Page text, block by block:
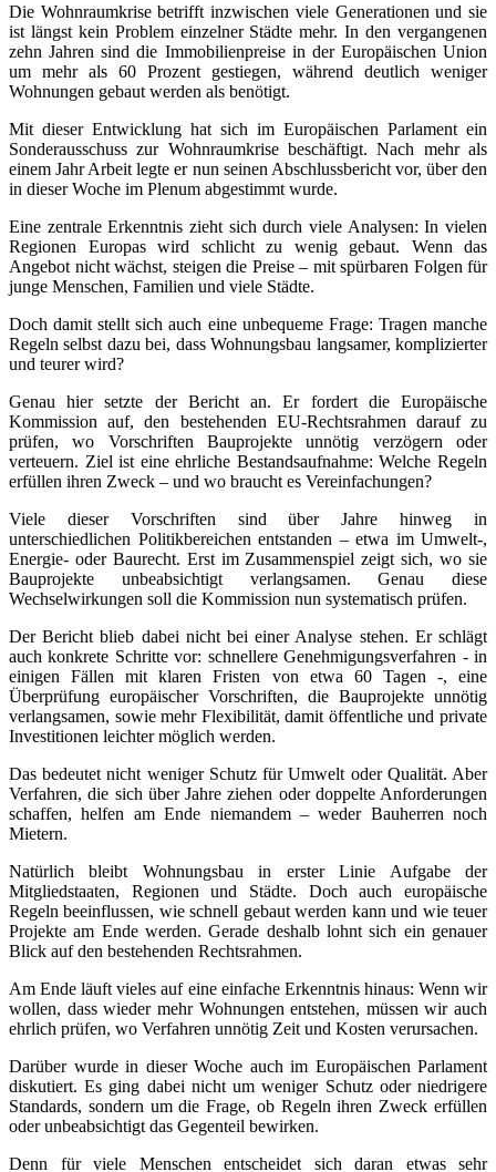
Die Wohnraumkrise betrifft inzwischen viele Generationen und sie
ist längst kein Problem einzelner Städte mehr. In den vergangenen
zehn Jahren sind die Immobilienpreise in der Europäischen Union
um mehr als 60 Prozent gestiegen, während deutlich weniger
Wohnungen gebaut werden als benötigt.
Mit dieser Entwicklung hat sich im Europäischen Parlament ein
Sonderausschuss zur Wohnraumkrise beschäftigt. Nach mehr als
einem Jahr Arbeit legte er nun seinen Abschlussbericht vor, über den
in dieser Woche im Plenum abgestimmt wurde.
Eine zentrale Erkenntnis zieht sich durch viele Analysen: In vielen
Regionen Europas wird schlicht zu wenig gebaut. Wenn das
Angebot nicht wächst, steigen die Preise – mit spürbaren Folgen für
junge Menschen, Familien und viele Städte.
Doch damit stellt sich auch eine unbequeme Frage: Tragen manche
Regeln selbst dazu bei, dass Wohnungsbau langsamer, komplizierter
und teurer wird?
Genau hier setzte der Bericht an. Er fordert die Europäische
Kommission auf, den bestehenden EU-Rechtsrahmen darauf zu
prüfen, wo Vorschriften Bauprojekte unnötig verzögern oder
verteuern. Ziel ist eine ehrliche Bestandsaufnahme: Welche Regeln
erfüllen ihren Zweck – und wo braucht es Vereinfachungen?
Viele dieser Vorschriften sind über Jahre hinweg in
unterschiedlichen Politikbereichen entstanden – etwa im Umwelt-,
Energie- oder Baurecht. Erst im Zusammenspiel zeigt sich, wo sie
Bauprojekte unbeabsichtigt verlangsamen. Genau diese
Wechselwirkungen soll die Kommission nun systematisch prüfen.
Der Bericht blieb dabei nicht bei einer Analyse stehen. Er schlägt
auch konkrete Schritte vor: schnellere Genehmigungsverfahren - in
einigen Fällen mit klaren Fristen von etwa 60 Tagen -, eine
Überprüfung europäischer Vorschriften, die Bauprojekte unnötig
verlangsamen, sowie mehr Flexibilität, damit öffentliche und private
Investitionen leichter möglich werden.
Das bedeutet nicht weniger Schutz für Umwelt oder Qualität. Aber
Verfahren, die sich über Jahre ziehen oder doppelte Anforderungen
schaffen, helfen am Ende niemandem – weder Bauherren noch
Mietern.
Natürlich bleibt Wohnungsbau in erster Linie Aufgabe der
Mitgliedstaaten, Regionen und Städte. Doch auch europäische
Regeln beeinflussen, wie schnell gebaut werden kann und wie teuer
Projekte am Ende werden. Gerade deshalb lohnt sich ein genauer
Blick auf den bestehenden Rechtsrahmen.
Am Ende läuft vieles auf eine einfache Erkenntnis hinaus: Wenn wir
wollen, dass wieder mehr Wohnungen entstehen, müssen wir auch
ehrlich prüfen, wo Verfahren unnötig Zeit und Kosten verursachen.
Darüber wurde in dieser Woche auch im Europäischen Parlament
diskutiert. Es ging dabei nicht um weniger Schutz oder niedrigere
Standards, sondern um die Frage, ob Regeln ihren Zweck erfüllen
oder unbeabsichtigt das Gegenteil bewirken.
Denn für viele Menschen entscheidet sich daran etwas sehr